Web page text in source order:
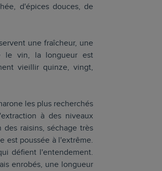
d'épices douces, de
une fraîcheur, une
le vin, la longueur est
vieillir quinze, vingt,
les plus recherchés
à des niveaux
raisins, séchage très
est poussée à l'extrême.
défient l'entendement.
enrobés, une longueur